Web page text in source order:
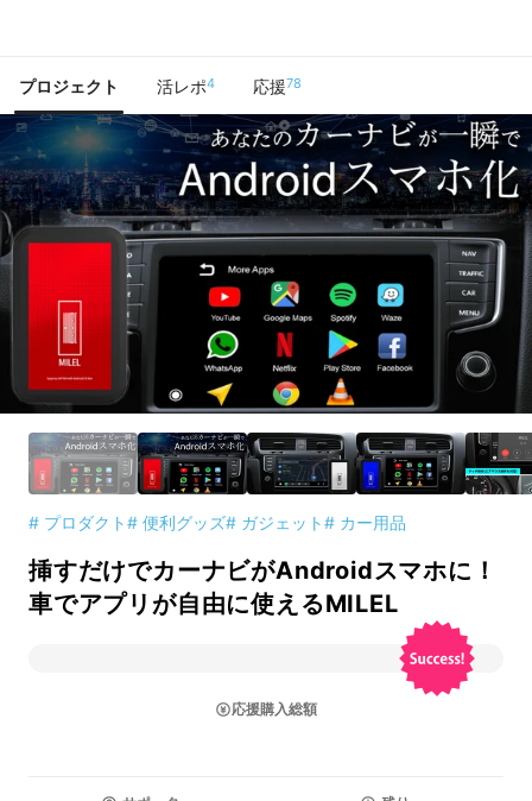
プロジェクト 活レポ4 応援78
# プロダクト# 便利グッズ# ガジェット# カー用品
挿すだけでカーナビがAndroidスマホに！
車でアプリが自由に使えるMILEL
応援購入総額